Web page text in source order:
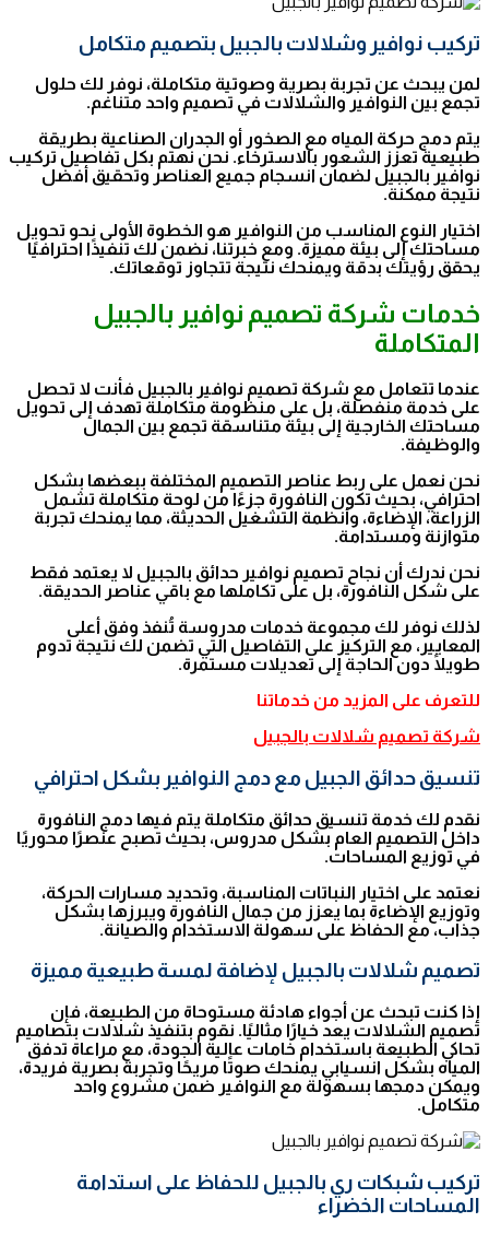
تركيب نوافير وشلالات بالجبيل بتصميم متكامل
لمن يبحث عن تجربة بصرية وصوتية متكاملة، نوفر لك حلول
تجمع بين النوافير والشلالات في تصميم واحد متناغم.
يتم دمج حركة المياه مع الصخور أو الجدران الصناعية بطريقة
طبيعية تعزز الشعور بالاسترخاء. نحن نهتم بكل تفاصيل تركيب
نوافير بالجبيل لضمان انسجام جميع العناصر وتحقيق أفضل
نتيجة ممكنة.
اختيار النوع المناسب من النوافير هو الخطوة الأولى نحو تحويل
مساحتك إلى بيئة مميزة. ومع خبرتنا، نضمن لك تنفيذًا احترافيًا
يحقق رؤيتك بدقة ويمنحك نتيجة تتجاوز توقعاتك.
خدمات شركة تصميم نوافير بالجبيل
المتكاملة
عندما تتعامل مع شركة تصميم نوافير بالجبيل فأنت لا تحصل
على خدمة منفصلة، بل على منظومة متكاملة تهدف إلى تحويل
مساحتك الخارجية إلى بيئة متناسقة تجمع بين الجمال
والوظيفة.
نحن نعمل على ربط عناصر التصميم المختلفة ببعضها بشكل
احترافي، بحيث تكون النافورة جزءًا من لوحة متكاملة تشمل
الزراعة، الإضاءة، وأنظمة التشغيل الحديثة، مما يمنحك تجربة
متوازنة ومستدامة.
نحن ندرك أن نجاح تصميم نوافير حدائق بالجبيل لا يعتمد فقط
على شكل النافورة، بل على تكاملها مع باقي عناصر الحديقة.
لذلك نوفر لك مجموعة خدمات مدروسة تُنفذ وفق أعلى
المعايير، مع التركيز على التفاصيل التي تضمن لك نتيجة تدوم
طويلًا دون الحاجة إلى تعديلات مستمرة.
للتعرف على المزيد من خدماتنا
شركة تصميم شلالات بالجبيل
تنسيق حدائق الجبيل مع دمج النوافير بشكل احترافي
نقدم لك خدمة تنسيق حدائق متكاملة يتم فيها دمج النافورة
داخل التصميم العام بشكل مدروس، بحيث تصبح عنصرًا محوريًا
في توزيع المساحات.
نعتمد على اختيار النباتات المناسبة، وتحديد مسارات الحركة،
وتوزيع الإضاءة بما يعزز من جمال النافورة ويبرزها بشكل
جذاب، مع الحفاظ على سهولة الاستخدام والصيانة.
تصميم شلالات بالجبيل لإضافة لمسة طبيعية مميزة
إذا كنت تبحث عن أجواء هادئة مستوحاة من الطبيعة، فإن
تصميم الشلالات يعد خيارًا مثاليًا. نقوم بتنفيذ شلالات بتصاميم
تحاكي الطبيعة باستخدام خامات عالية الجودة، مع مراعاة تدفق
المياه بشكل انسيابي يمنحك صوتًا مريحًا وتجربة بصرية فريدة،
ويمكن دمجها بسهولة مع النوافير ضمن مشروع واحد
متكامل.
تركيب شبكات ري بالجبيل للحفاظ على استدامة
المساحات الخضراء